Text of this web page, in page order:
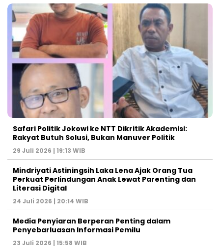
Safari Politik Jokowi ke NTT Dikritik Akademisi:
Rakyat Butuh Solusi, Bukan Manuver Politik
29 Juli 2026 | 19:13 WIB
Mindriyati Astiningsih Laka Lena Ajak Orang Tua
Perkuat Perlindungan Anak Lewat Parenting dan
Literasi Digital
24 Juli 2026 | 20:14 WIB
Media Penyiaran Berperan Penting dalam
Penyebarluasan Informasi Pemilu
23 Juli 2026 | 15:58 WIB